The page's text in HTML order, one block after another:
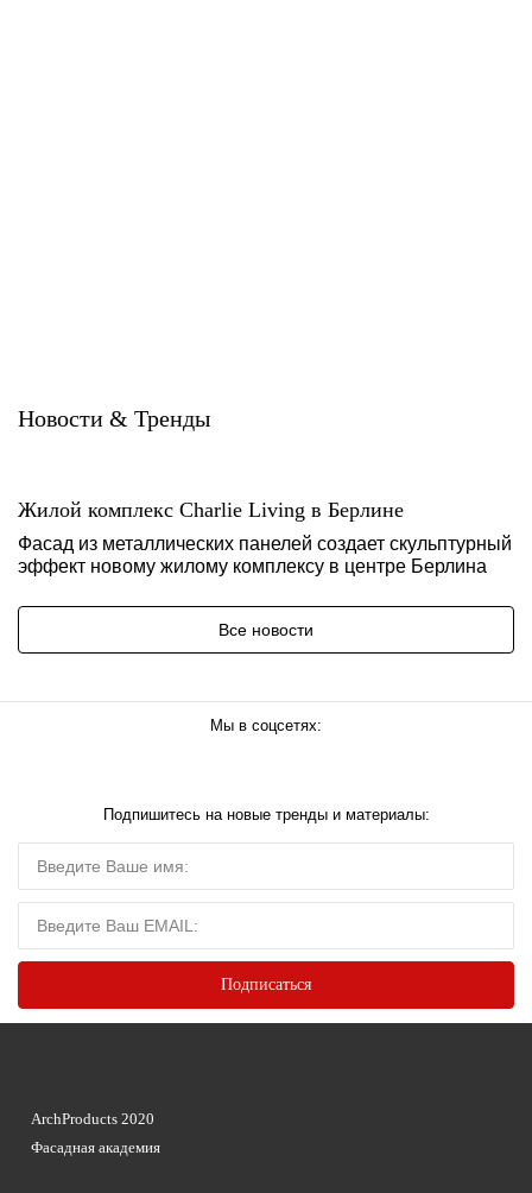
Новости & Тренды
Жилой комплекс Charlie Living в Берлине
Фасад из металлических панелей создает скульптурный
эффект новому жилому комплексу в центре Берлина
Все новости
Мы в соцсетях:
Подпишитесь на новые тренды и материалы:
ArchProducts 2020
Фасадная академия